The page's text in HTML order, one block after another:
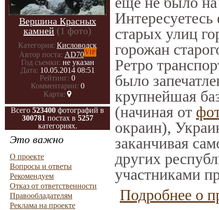
Вершина Красных
камней (1 фото)
Категория: Кисловодск
Автор поста: AD70VIP
Год съемки: не указан
Дата: 10.05.2014 08:51
Рейтинг: 0
Комментарии: 0
Карта:
Всего 523400 фотографий в
300781 постах в 5257
категориях.
Это важно
О проекте
Вопросы и ответы
Рекомендуем
Отказ от ответственности
Правообладателям
Реклама на проекте
Интересуетесь
старых улиц
горожан
Ретро
было
крупнейшая
(начиная от
окраин),
заканчивая
других
участниками
Подробнее о